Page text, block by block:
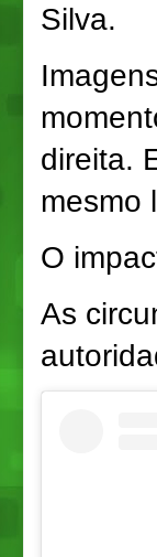
Silva.
direita.
mesmo
O
As